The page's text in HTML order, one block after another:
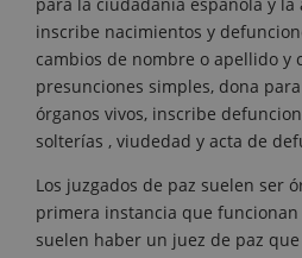
inscribe nacimientos y
cambios de nombre o apellido y
presunciones simples, dona
órganos vivos, inscribe
solterías , viudedad y acta de
Los juzgados de paz suelen ser
primera instancia que funcionan
suelen haber un juez de paz